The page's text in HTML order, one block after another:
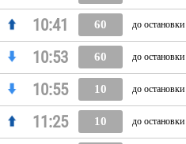
10:41 60 до остановки
10:53 60 до остановки
10:55 10 до остановки
11:25 10 до остановки